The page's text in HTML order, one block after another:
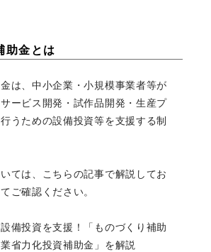
助金とは
は、中小企業・小規模事業者等が
ービス開発・試作品開発・生産プ
うための設備投資等を支援する制
ては、こちらの記事で解説してお
ご確認ください。
備投資を支援！「ものづくり補助
省力化投資補助金」を解説